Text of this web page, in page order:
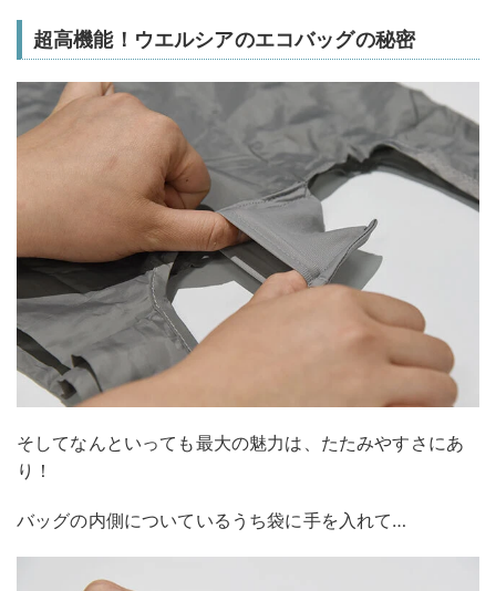
超高機能！ウエルシアのエコバッグの秘密
そしてなんといっても最大の魅力は、たたみやすさにあ
り！
バッグの内側についているうち袋に手を入れて…